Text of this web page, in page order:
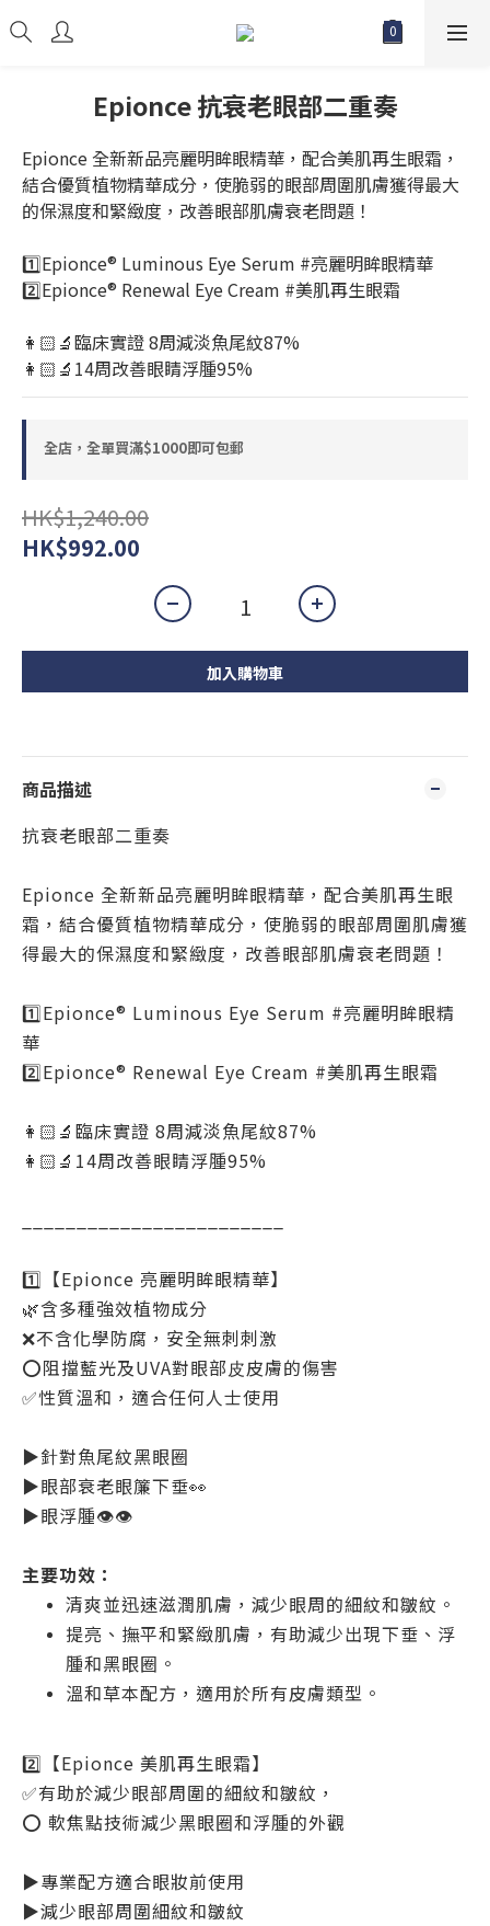
Epionce 抗衰老眼部二重奏
Epionce 全新新品亮麗明眸眼精華，配合美肌再生眼霜，
結合優質植物精華成分，使脆弱的眼部周圍肌膚獲得最大
的保濕度和緊緻度，改善眼部肌膚衰老問題！
1️⃣Epionce® Luminous Eye Serum #亮麗明眸眼精華
2️⃣Epionce® Renewal Eye Cream #美肌再生眼霜
👩🏻‍🔬臨床實證 8周減淡魚尾紋87%
👩🏻‍🔬14周改善眼睛浮腫95%
全店，全單買滿$1000即可包郵
HK$1,240.00
HK$992.00
加入購物車
商品描述
抗衰老眼部二重奏
Epionce 全新新品亮麗明眸眼精華，配合美肌再生眼
霜，結合優質植物精華成分，使脆弱的眼部周圍肌膚獲
得最大的保濕度和緊緻度，改善眼部肌膚衰老問題！
1️⃣Epionce® Luminous Eye Serum #亮麗明眸眼精
華
2️⃣Epionce® Renewal Eye Cream #美肌再生眼霜
👩🏻‍🔬臨床實證 8周減淡魚尾紋87%
👩🏻‍🔬14周改善眼睛浮腫95%
1️⃣【Epionce 亮麗明眸眼精華】
🌿含多種強效植物成分
❌不含化學防腐，安全無刺刺激
⭕️阻擋藍光及UVA對眼部⽪皮膚的傷害
✅性質溫和，適合任何人士使⽤
▶針對魚尾紋黑眼圈
▶眼部衰老眼簾下垂👀
▶眼浮腫👁👁
主要功效：
清爽並迅速滋潤肌膚，減少眼周的細紋和皺紋。
提亮、撫平和緊緻肌膚，有助減少出現下垂、浮
腫和黑眼圈。
溫和草本配方，適用於所有皮膚類型。
2️⃣【Epionce 美肌再生眼霜】
✅有助於減少眼部周圍的細紋和皺紋，
⭕️ 軟焦點技術減少黑眼圈和浮腫的外觀
▶專業配方適合眼妝前使用
▶減少眼部周圍細紋和皺紋